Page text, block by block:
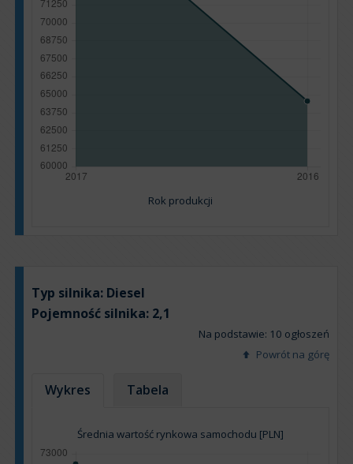
Rok produkcji
Typ silnika: Diesel
Pojemność silnika: 2,1
Na podstawie: 10 ogłoszeń
Powrót na górę
Wykres Tabela
Średnia wartość rynkowa samochodu [PLN]